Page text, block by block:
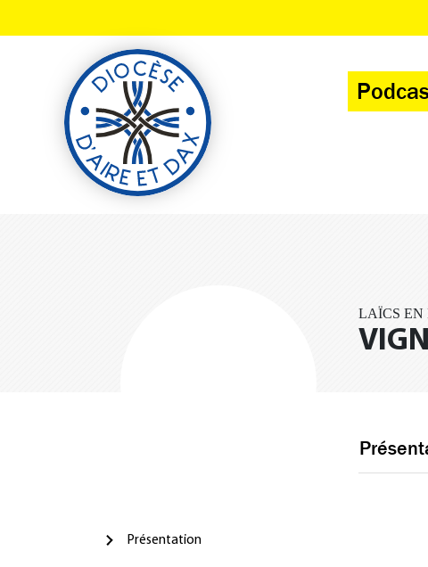
Présentation
LAÏCS EN